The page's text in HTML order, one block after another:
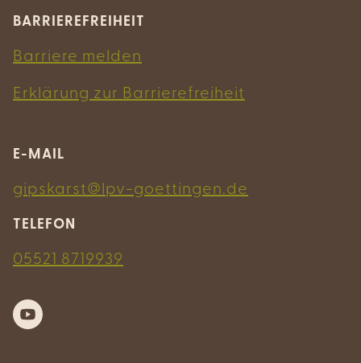
BARRIEREFREIHEIT
Barriere melden
Erklärung zur Barrierefreiheit
E-MAIL
gipskarst@lpv-goettingen.de
TELEFON
05521 8719939